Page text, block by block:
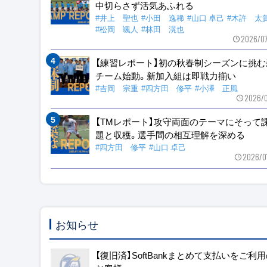
中切らさず活気あふれる
#井上 聖也 #小田 逸稀 #山口 卓己 #木許 太
#松岡 颯人 #林田 滉也
2026/
【練習レポート】初の秋春制シーズンに挑
チーム始動。新加入組は即戦力揃い
#吉岡 宗重 #四方田 修平 #小澤 正風
2026/
【TMレポート】攻守両面のテーマにそって
題と収穫。選手間の相互理解を深める
#四方田 修平 #山口 卓己
2026/
お知らせ
【復旧済】SoftBankまとめて支払いをご利